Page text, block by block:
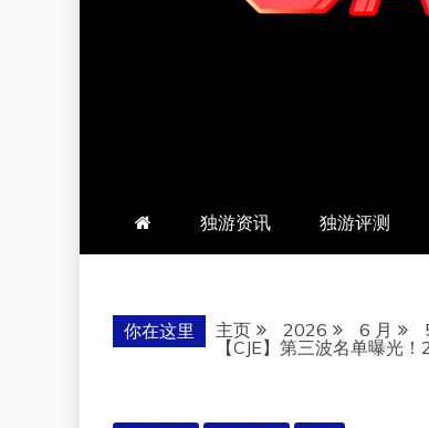
羽风手帐
独游资讯 独游评测
你在这里 主页 2026 6 月
【CJE】第三波名单曝光